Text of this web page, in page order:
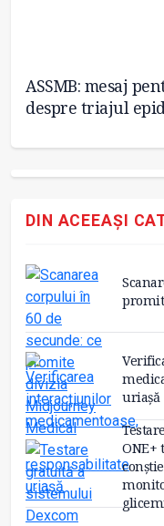
ASSMB: mesaj
despre triajul
DIN ACEEAȘI
uriașă
ONE+